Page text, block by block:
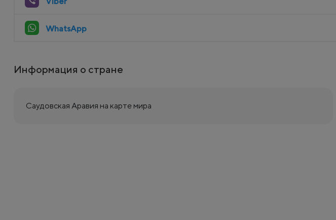
WhatsApp
Информация о стране
Саудовская Аравия на карте мира